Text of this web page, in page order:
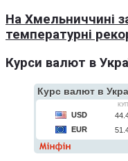
На Хмельниччині
температурні
Курси валют в